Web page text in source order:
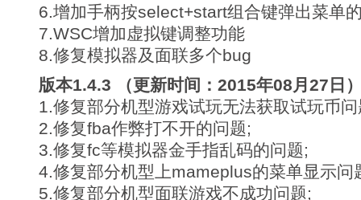
6.增加手柄按select+start组合键弹出菜单
7.WSC增加虚拟键调整功能
8.修复模拟器及面联多个bug
版本1.4.3 （更新时间：2015年08月27日
1.修复部分机型游戏试玩无法获取试玩币
2.修复fba作弊打不开的问题;
3.修复fc等模拟器金手指乱码的问题;
4.修复部分机型上mameplus的菜单显示问
5.修复部分机型面联游戏不成功问题;